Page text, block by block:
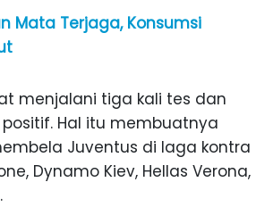
Mata Terjaga, Konsumsi
menjalani tiga kali tes dan
Hal itu membuatnya
Juventus di laga kontra
Dynamo Kiev, Hellas Verona,